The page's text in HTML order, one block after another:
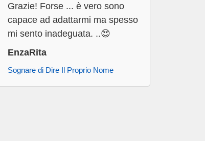
Grazie! Forse ... è vero sono
capace ad adattarmi ma spesso
mi sento inadeguata. ..😍
EnzaRita
Sognare di Dire Il Proprio Nome